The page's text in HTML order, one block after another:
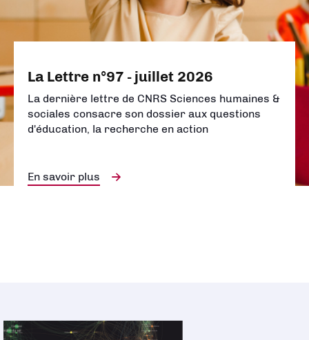
La Lettre n°97 - juillet 2026
La dernière lettre de CNRS Sciences humaines &
sociales consacre son dossier aux questions
d'éducation, la recherche en action
En savoir plus